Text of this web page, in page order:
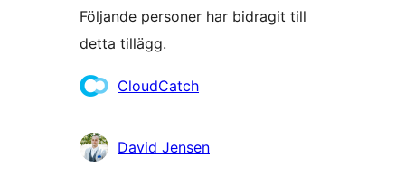
Följande personer har bidragit till
detta tillägg.
BidragandeCloudCatch
David Jensen